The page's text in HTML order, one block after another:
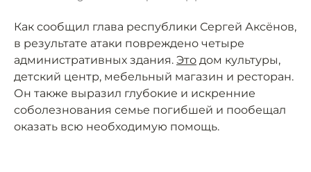
Как сообщил глава республики Сергей Аксёнов,
в результате атаки повреждено четыре
административных здания. Это дом культуры,
детский центр, мебельный магазин и ресторан.
Он также выразил глубокие и искренние
соболезнования семье погибшей и пообещал
оказать всю необходимую помощь.